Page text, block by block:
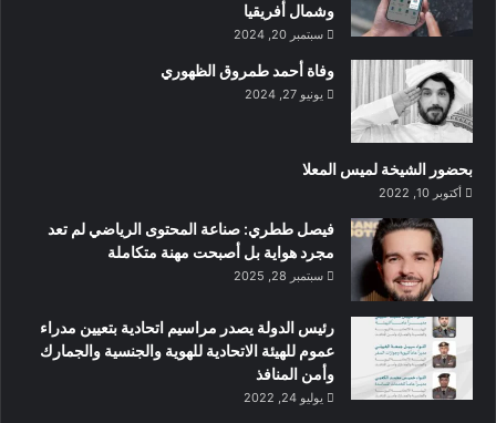
محمد بن علي كومان الأمين العام لمجلس وزراء الداخلية العرب
وسعادة اللواء أحمد ناصر الريسي رئيس المنظمة الدولية للشرطة
الجنائية “الإنتربول” وسعادة يورغن شتوك الأمين العام للمنظمة
الدولية للشرطة الجنائية “الإنتربول وعدداً من القيادات الشرطية
والأمنية في الدولة.
وشمال أفريقيا
سبتمبر 20, 2024
وفاة أحمد طمروق الظهوري
يونيو 27, 2024
بحضور الشيخة لميس المعلا
أكتوبر 10, 2022
‏فيصل ططري: صناعة المحتوى الرياضي لم تعد
مجرد هواية بل أصبحت مهنة متكاملة
سبتمبر 28, 2025
رئيس الدولة يصدر مراسيم اتحادية بتعيين مدراء
عموم للهيئة الاتحادية للهوية والجنسية والجمارك
وأمن المنافذ
يوليو 24, 2022